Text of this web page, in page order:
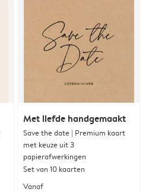
Met liefde handgemaakt
Save the date | Premium kaart
met keuze uit 3
papierafwerkingen
Set van 10 kaarten
Vanaf